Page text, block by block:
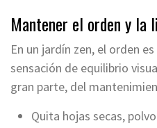
Mantener el orden y la
En un jardín zen, el orden
sensación de equilibrio
gran parte, del
Quita hojas secas,